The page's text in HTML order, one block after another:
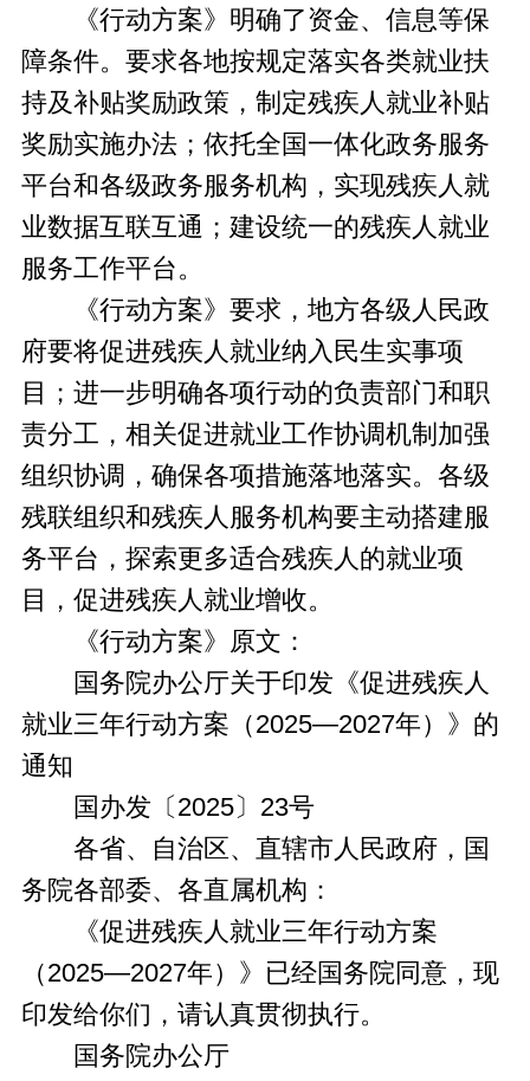
《行动方案》明确了资金、信息等保
障条件。要求各地按规定落实各类就业扶
持及补贴奖励政策，制定残疾人就业补贴
奖励实施办法；依托全国一体化政务服务
平台和各级政务服务机构，实现残疾人就
业数据互联互通；建设统一的残疾人就业
服务工作平台。
《行动方案》要求，地方各级人民政
府要将促进残疾人就业纳入民生实事项
目；进一步明确各项行动的负责部门和职
责分工，相关促进就业工作协调机制加强
组织协调，确保各项措施落地落实。各级
残联组织和残疾人服务机构要主动搭建服
务平台，探索更多适合残疾人的就业项
目，促进残疾人就业增收。
《行动方案》原文：
国务院办公厅关于印发《促进残疾人
就业三年行动方案（2025—2027年）》的
通知
国办发〔2025〕23号
各省、自治区、直辖市人民政府，国
务院各部委、各直属机构：
《促进残疾人就业三年行动方案
（2025—2027年）》已经国务院同意，现
印发给你们，请认真贯彻执行。
国务院办公厅